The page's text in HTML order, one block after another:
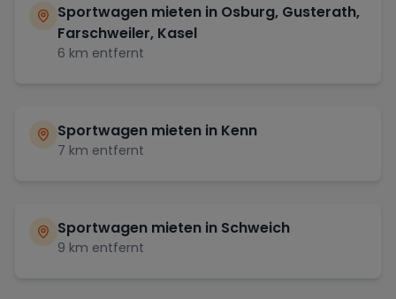
Sportwagen mieten in Osburg, Gusterath,
Farschweiler, Kasel
6 km entfernt
Sportwagen mieten in Kenn
7 km entfernt
Sportwagen mieten in Schweich
9 km entfernt